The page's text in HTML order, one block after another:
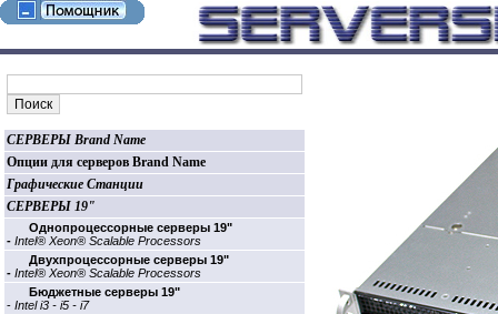
СЕРВЕРЫ Brand Name
Опции для серверов Brand Name
Графические Станции
СЕРВЕРЫ 19"
Однопроцессорные cерверы 19"
- Intel® Xeon® Scalable Processors
Двухпроцессорные cерверы 19"
- Intel® Xeon® Scalable Processors
Бюджетные cерверы 19"
- Intel i3 - i5 - i7